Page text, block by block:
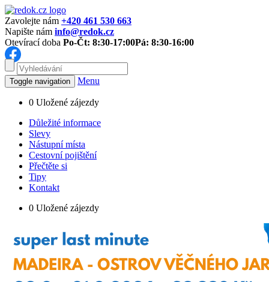
Zavolejte nám +420 461 530 663
Napište nám info@redok.cz
Otevírací doba Po-Čt: 8:30-17:00Pá: 8:30-16:00
Toggle navigation Menu
0 Uložené zájezdy
Důležité informace
Slevy
Nástupní místa
Cestovní pojištění
Přečtěte si
Tipy
Kontakt
0 Uložené zájezdy